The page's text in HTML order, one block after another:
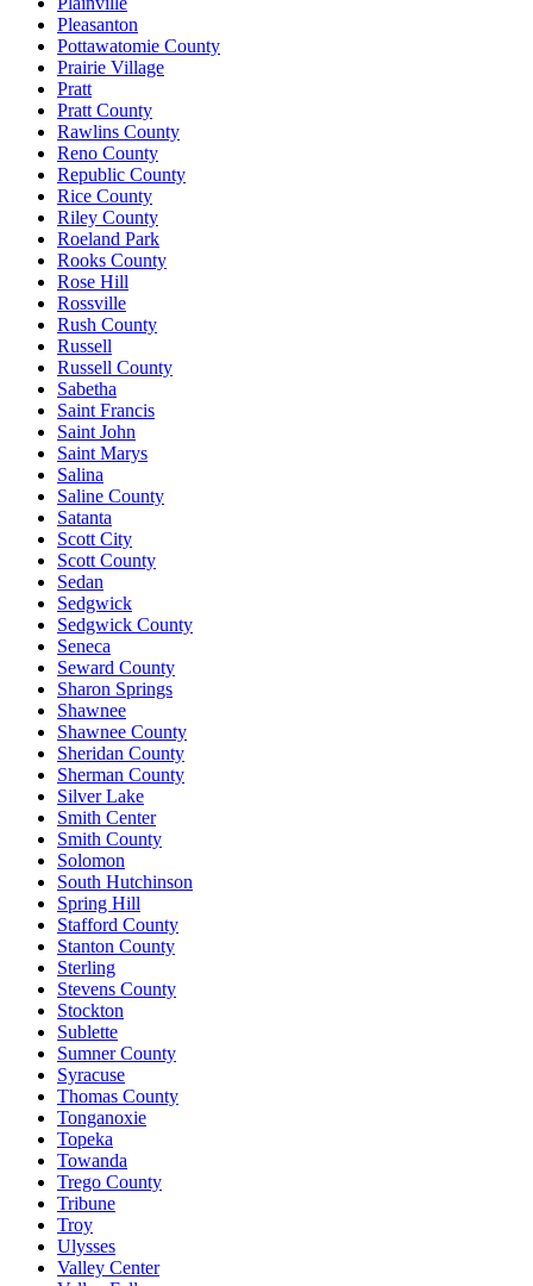
Pleasanton
Pottawatomie County
Prairie Village
Pratt
Pratt County
Rawlins County
Reno County
Republic County
Rice County
Riley County
Roeland Park
Rooks County
Rose Hill
Rossville
Rush County
Russell
Russell County
Sabetha
Saint Francis
Saint John
Saint Marys
Salina
Saline County
Satanta
Scott City
Scott County
Sedan
Sedgwick
Sedgwick County
Seneca
Seward County
Sharon Springs
Shawnee
Shawnee County
Sheridan County
Sherman County
Silver Lake
Smith Center
Smith County
Solomon
South Hutchinson
Spring Hill
Stafford County
Stanton County
Sterling
Stevens County
Stockton
Sublette
Sumner County
Syracuse
Thomas County
Tonganoxie
Topeka
Towanda
Trego County
Tribune
Troy
Ulysses
Valley Center